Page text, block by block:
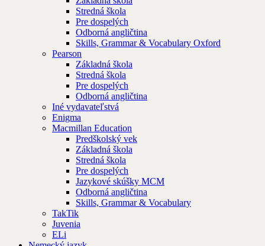
Stredná škola
Pre dospelých
Odborná angličtina
Skills, Grammar & Vocabulary Oxford
Pearson
Základná škola
Stredná škola
Pre dospelých
Odborná angličtina
Iné vydavateľstvá
Enigma
Macmillan Education
Predškolský vek
Základná škola
Stredná škola
Pre dospelých
Jazykové skúšky MCM
Odborná angličtina
Skills, Grammar & Vocabulary
TakTik
Juvenia
ELi